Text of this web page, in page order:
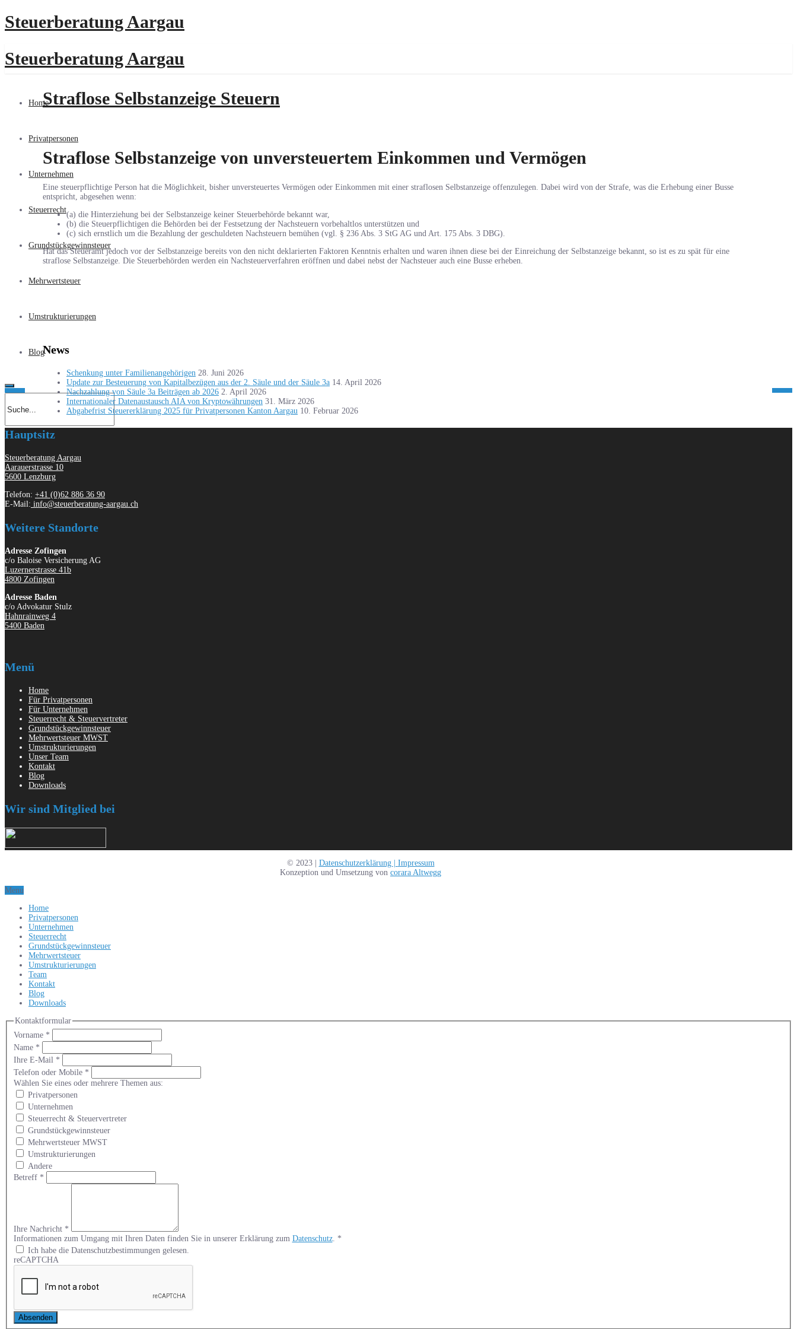
Steuerberatung Aargau
Steuerberatung Aargau
Home
Privatpersonen
Unternehmen
Steuerrecht
Grundstückgewinnsteuer
Mehrwertsteuer
Umstrukturierungen
Blog
Straflose Selbstanzeige Steuern
Straflose Selbstanzeige von unversteuertem Einkommen und Vermögen
Eine steuerpflichtige Person hat die Möglichkeit, bisher unversteuertes Vermögen oder Einkommen mit einer straflosen Selbstanzeige offenzulegen. Dabei wird von der Strafe, was die Erhebung einer Busse
entspricht, abgesehen wenn:
(a) die Hinterziehung bei der Selbstanzeige keiner Steuerbehörde bekannt war,
(b) die Steuerpflichtigen die Behörden bei der Festsetzung der Nachsteuern vorbehaltlos unterstützen und
(c) sich ernstlich um die Bezahlung der geschuldeten Nachsteuern bemühen (vgl. § 236 Abs. 3 StG AG und Art. 175 Abs. 3 DBG).
Hat das Steueramt jedoch vor der Selbstanzeige bereits von den nicht deklarierten Faktoren Kenntnis erhalten und waren ihnen diese bei der Einreichung der Selbstanzeige bekannt, so ist es zu spät für eine
straflose Selbstanzeige. Die Steuerbehörden werden ein Nachsteuerverfahren eröffnen und dabei nebst der Nachsteuer auch eine Busse erheben.
News
Schenkung unter Familienangehörigen 28. Juni 2026
Update zur Besteuerung von Kapitalbezügen aus der 2. Säule und der Säule 3a 14. April 2026
Nachzahlung von Säule 3a Beiträgen ab 2026 2. April 2026
Internationaler Datenaustausch AIA von Kryptowährungen 31. März 2026
Abgabefrist Steuererklärung 2025 für Privatpersonen Kanton Aargau 10. Februar 2026
Hauptsitz
Steuerberatung Aargau
Aarauerstrasse 10
5600 Lenzburg
Telefon: +41 (0)62 886 36 90
E-Mail: info@steuerberatung-aargau.ch
Weitere Standorte
Adresse Zofingen
c/o Baloise Versicherung AG
Luzernerstrasse 41b
4800 Zofingen
Adresse Baden
c/o Advokatur Stulz
Hahnrainweg 4
5400 Baden
Menü
Home
Für Privatpersonen
Für Unternehmen
Steuerrecht & Steuervertreter
Grundstückgewinnsteuer
Mehrwertsteuer MWST
Umstrukturierungen
Unser Team
Kontakt
Blog
Downloads
Wir sind Mitglied bei
© 2023 | Datenschutzerklärung | Impressum
Konzeption und Umsetzung von corara Altwegg
Menu
Home
Privatpersonen
Unternehmen
Steuerrecht
Grundstückgewinnsteuer
Mehrwertsteuer
Umstrukturierungen
Team
Kontakt
Blog
Downloads
Kontaktformular
Vorname *
Name *
Ihre E-Mail *
Telefon oder Mobile *
Wählen Sie eines oder mehrere Themen aus:
Privatpersonen
Unternehmen
Steuerrecht & Steuervertreter
Grundstückgewinnsteuer
Mehrwertsteuer MWST
Umstrukturierungen
Andere
Betreff *
Ihre Nachricht *
Informationen zum Umgang mit Ihren Daten finden Sie in unserer Erklärung zum Datenschutz. *
Ich habe die Datenschutzbestimmungen gelesen.
reCAPTCHA
Absenden